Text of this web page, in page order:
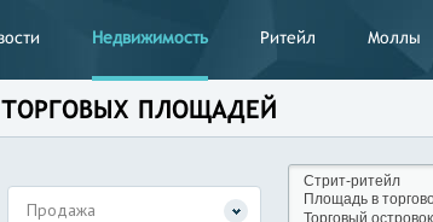
Недвижимость Ритейл Моллы
ПЛОЩАДЕЙ
Продажа